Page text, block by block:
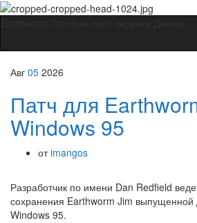
Авг 05 2026
Патч для
Windows 95
отimangos
Разработчик по имени Dan Redfield
сохранения Earthworm Jim
Windows 95.